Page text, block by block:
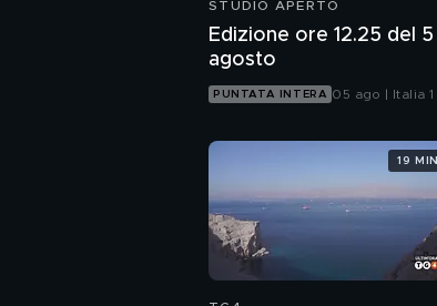
STUDIO APERTO
Edizione ore 12.25 del 5
agosto
PUNTATA INTERA 05 ago | Italia 1
19 MIN